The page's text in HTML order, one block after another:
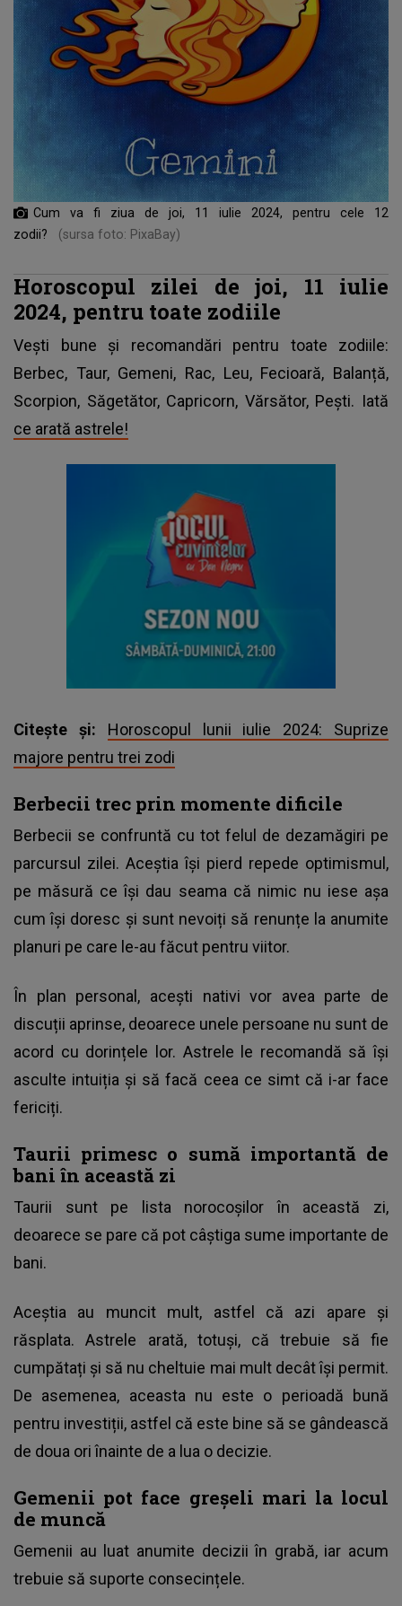
Cum va fi ziua de joi, 11 iulie 2024, pentru cele 12
zodii?
(sursa foto: PixaBay)
Horoscopul zilei de joi, 11 iulie
2024, pentru toate zodiile
Vești bune și recomandări pentru toate zodiile:
Berbec, Taur, Gemeni, Rac, Leu, Fecioară, Balanță,
Scorpion, Săgetător, Capricorn, Vărsător, Pești. Iată
ce arată astrele!
Citește și: Horoscopul lunii iulie 2024: Suprize
majore pentru trei zodi
Berbecii trec prin momente dificile
Berbecii se confruntă cu tot felul de dezamăgiri pe
parcursul zilei. Aceștia își pierd repede optimismul,
pe măsură ce își dau seama că nimic nu iese așa
cum își doresc și sunt nevoiți să renunțe la anumite
planuri pe care le-au făcut pentru viitor.
În plan personal, acești nativi vor avea parte de
discuții aprinse, deoarece unele persoane nu sunt de
acord cu dorințele lor. Astrele le recomandă să își
asculte intuiția și să facă ceea ce simt că i-ar face
fericiți.
Taurii primesc o sumă importantă de
bani în această zi
Taurii sunt pe lista norocoșilor în această zi,
deoarece se pare că pot câștiga sume importante de
bani.
Aceștia au muncit mult, astfel că azi apare și
răsplata. Astrele arată, totuși, că trebuie să fie
cumpătați și să nu cheltuie mai mult decât își permit.
De asemenea, aceasta nu este o perioadă bună
pentru investiții, astfel că este bine să se gândească
de doua ori înainte de a lua o decizie.
Gemenii pot face greșeli mari la locul
de muncă
Gemenii au luat anumite decizii în grabă, iar acum
trebuie să suporte consecințele.